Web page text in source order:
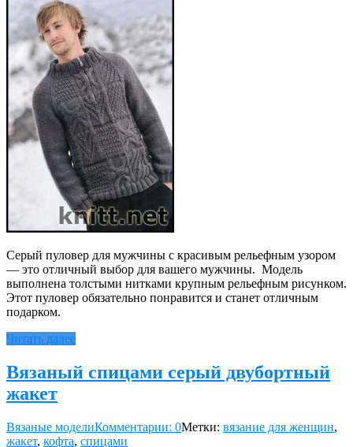
Серый пуловер для мужчины с красивым рельефным узором
— это отличный выбор для вашего мужчины. Модель
выполнена толстыми нитками крупным рельефным рисунком.
Этот пуловер обязательно понравится и станет отличным
подарком.
Читать далее
Вязаный спицами серый двубортный
жакет
Вязаные моделиКомментарии: 0Метки: вязание для женщин,
жакет, кофта, спицами